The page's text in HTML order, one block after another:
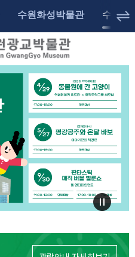
수원화성박물관 수원광